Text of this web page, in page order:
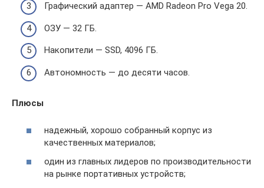
Графический адаптер — AMD Radeon Pro Vega 20.
ОЗУ — 32 ГБ.
Накопители — SSD, 4096 ГБ.
Автономность — до десяти часов.
Плюсы
надежный, хорошо собранный корпус из
качественных материалов;
один из главных лидеров по производительности
на рынке портативных устройств;